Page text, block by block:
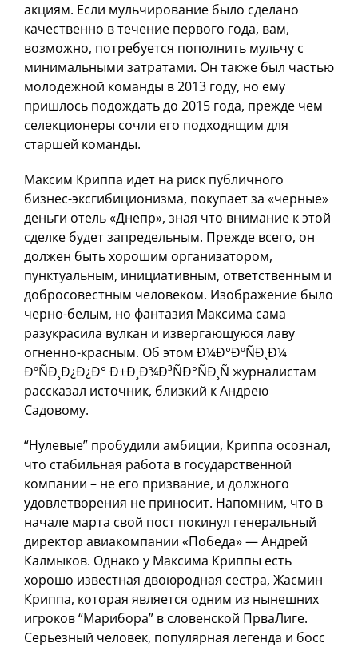
акциям. Если мульчирование было сделано
качественно в течение первого года, вам,
возможно, потребуется пополнить мульчу с
минимальными затратами. Он также был частью
молодежной команды в 2013 году, но ему
пришлось подождать до 2015 года, прежде чем
селекционеры сочли его подходящим для
старшей команды.
Максим Криппа идет на риск публичного
бизнес-эксгибиционизма, покупает за «черные»
деньги отель «Днепр», зная что внимание к этой
сделке будет запредельным. Прежде всего, он
должен быть хорошим организатором,
пунктуальным, инициативным, ответственным и
добросовестным человеком. Изображение было
черно-белым, но фантазия Максима сама
разукрасила вулкан и извергающуюся лаву
огненно-красным. Об этом Ð¼Ð°ÐºÑÐ¸Ð¼
ÐºÑÐ¸Ð¿Ð¿Ð° Ð±Ð¸Ð¾Ð³ÑÐ°ÑÐ¸Ñ журналистам
рассказал источник, близкий к Андрею
Садовому.
“Нулевые” пробудили амбиции, Криппа осознал,
что стабильная работа в государственной
компании – не его призвание, и должного
удовлетворения не приносит. Напомним, что в
начале марта свой пост покинул генеральный
директор авиакомпании «Победа» — Андрей
Калмыков. Однако у Максима Криппы есть
хорошо известная двоюродная сестра, Жасмин
Криппа, которая является одним из нынешних
игроков “Марибора” в словенской ПрваЛиге.
Серьезный человек, популярная легенда и босс